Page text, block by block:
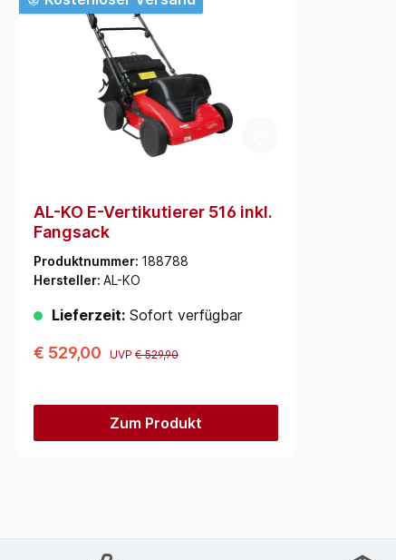
AL-KO E-Vertikutierer 516 inkl.
Fangsack
Produktnummer: 188788
Hersteller: AL-KO
Lieferzeit: Sofort verfügbar
€ 529,00 UVP € 529,90
Zum Produkt